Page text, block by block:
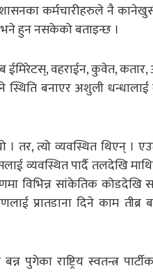
कर्मचारीहरुले नै
भने हुन नसकेको बताइन्छ ।
ईमिरेटस्, वहराईन, कुवेत,
बनाएर अशुली धन्धालाई
। तर, त्यो व्यवस्थित थिएन् ।
व्यवस्थित पार्दै तलदेखि
विभिन्न सांकेतिक
प्रातडाना दिने काम
पुगेका राष्ट्रिय स्वतन्त्र